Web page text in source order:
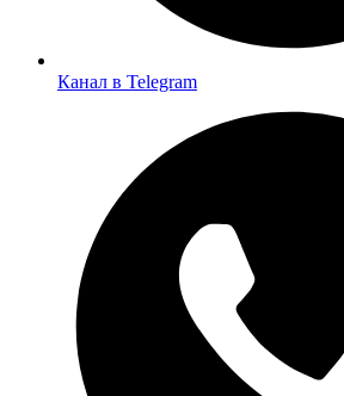
Канал в Telegram